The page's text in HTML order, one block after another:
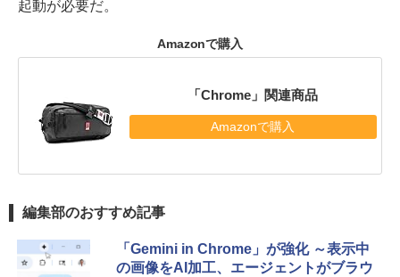
起動が必要だ。
Amazonで購入
「Chrome」関連商品
Amazonで購入
編集部のおすすめ記事
「Gemini in Chrome」が強化 ～表示中
の画像をAI加工、エージェントがブラウ